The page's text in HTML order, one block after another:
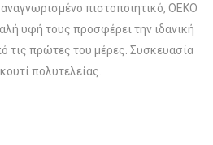
πιστοποιητικό, OEKO
υφή τους προσφέρει την ιδανική
τις πρώτες του μέρες. Συσκευασία
πολυτελείας.